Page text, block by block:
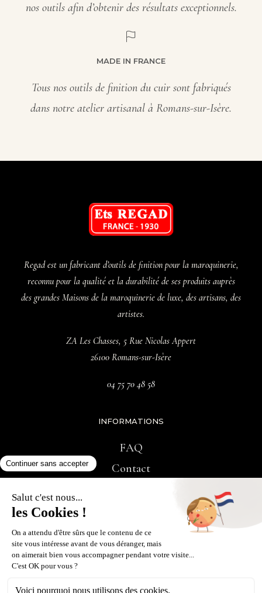
nos outils afin d’obtenir des résultats exceptionnels.
MADE IN FRANCE
Tous nos outils de finition du cuir sont fabriqués
dans notre atelier artisanal à Romans-sur-Isère.
Regad est un fabricant d’outils de finition pour la maroquinerie,
reconnu pour la qualité et la durabilité de ses produits auprès
des grandes Maisons de la maroquinerie de luxe, des artisans, des
artistes.
ZA Les Chasses, 5 Rue Nicolas Appert
26100 Romans-sur-Isère
04 75 70 48 58
INFORMATIONS
FAQ
Contact